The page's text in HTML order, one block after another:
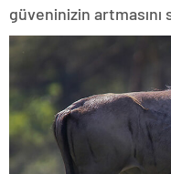
güveninizin artmasını